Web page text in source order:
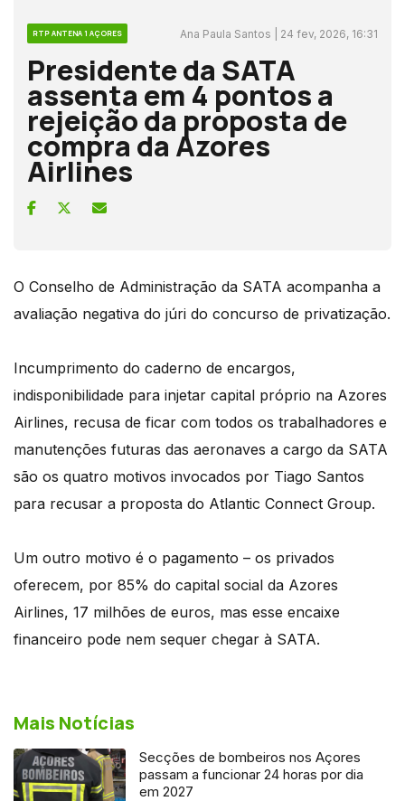
RTP ANTENA 1 AÇORES Ana Paula Santos | 24 fev, 2026, 16:31
Presidente da SATA
assenta em 4 pontos a
rejeição da proposta de
compra da Azores
Airlines
O Conselho de Administração da SATA acompanha a
avaliação negativa do júri do concurso de privatização.
Incumprimento do caderno de encargos,
indisponibilidade para injetar capital próprio na Azores
Airlines, recusa de ficar com todos os trabalhadores e
manutenções futuras das aeronaves a cargo da SATA
são os quatro motivos invocados por Tiago Santos
para recusar a proposta do Atlantic Connect Group.
Um outro motivo é o pagamento – os privados
oferecem, por 85% do capital social da Azores
Airlines, 17 milhões de euros, mas esse encaixe
financeiro pode nem sequer chegar à SATA.
Mais Notícias
Secções de bombeiros nos Açores
passam a funcionar 24 horas por dia
em 2027